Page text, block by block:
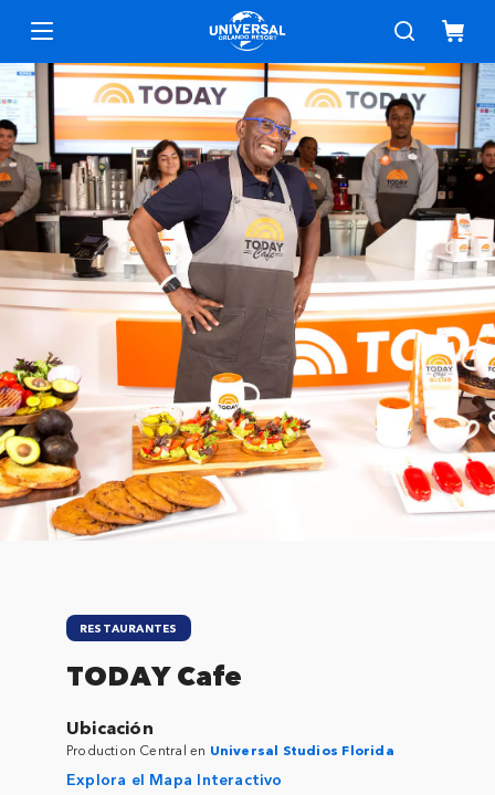
RESTAURANTES
TODAY Cafe
Ubicación
Production Central en Universal Studios Florida
Explora el Mapa Interactivo